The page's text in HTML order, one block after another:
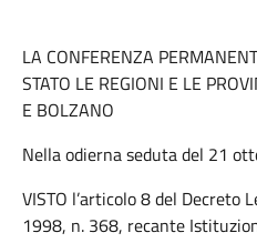
LA CONFERENZA
STATO LE REGIONI E LE
E BOLZANO
Nella odierna seduta del 21
VISTO l’articolo 8 del Decreto
1998, n. 368, recante